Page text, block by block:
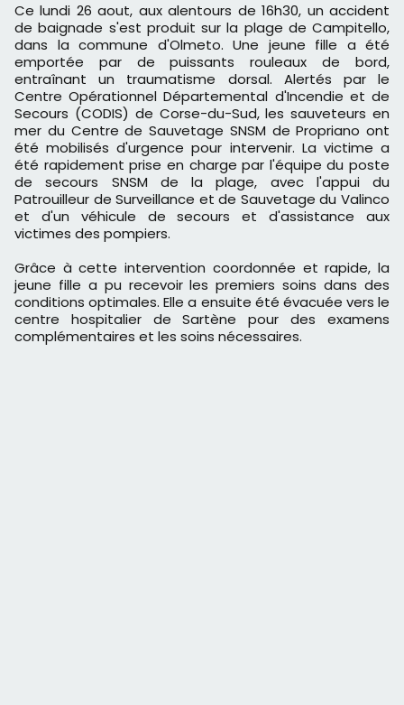
Ce lundi 26 aout, aux alentours de 16h30, un accident
de baignade s'est produit sur la plage de Campitello,
dans la commune d'Olmeto. Une jeune fille a été
emportée par de puissants rouleaux de bord,
entraînant un traumatisme dorsal. Alertés par le
Centre Opérationnel Départemental d'Incendie et de
Secours (CODIS) de Corse-du-Sud, les sauveteurs en
mer du Centre de Sauvetage SNSM de Propriano ont
été mobilisés d'urgence pour intervenir. La victime a
été rapidement prise en charge par l'équipe du poste
de secours SNSM de la plage, avec l'appui du
Patrouilleur de Surveillance et de Sauvetage du Valinco
et d'un véhicule de secours et d'assistance aux
victimes des pompiers.
Grâce à cette intervention coordonnée et rapide, la
jeune fille a pu recevoir les premiers soins dans des
conditions optimales. Elle a ensuite été évacuée vers le
centre hospitalier de Sartène pour des examens
complémentaires et les soins nécessaires.